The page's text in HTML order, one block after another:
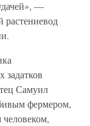
—
растениевод
задатков
Самуил
фермером,